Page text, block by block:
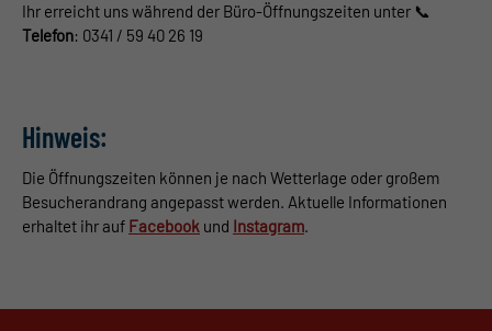
Ihr erreicht uns während der Büro-Öffnungszeiten unter 📞
Telefon: 0341 / 59 40 26 19
Hinweis:
Die Öffnungszeiten können je nach Wetterlage oder großem
Besucherandrang angepasst werden. Aktuelle Informationen
erhaltet ihr auf Facebook und Instagram.